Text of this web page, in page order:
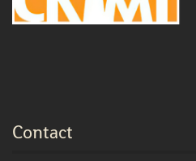
Contact